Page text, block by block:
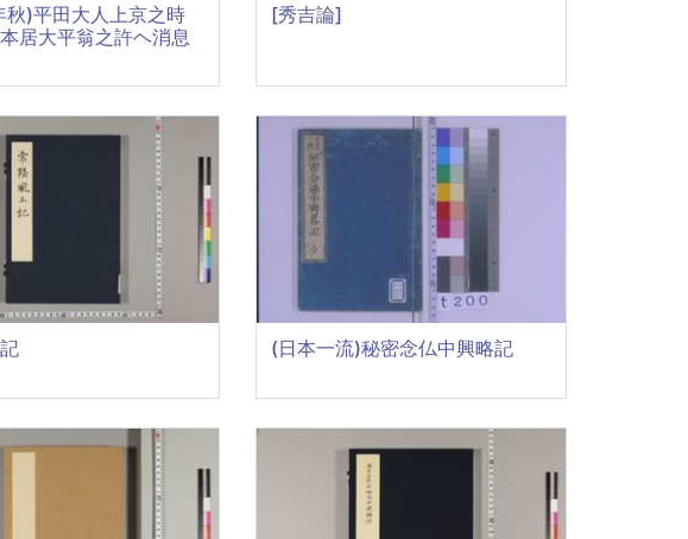
秋)平田大人上京之時
居大平翁之許ヘ消息
[秀吉論]
(日本一流)秘密念仏中興略記